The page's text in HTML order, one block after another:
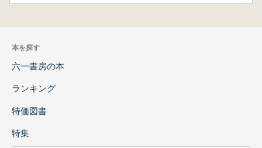
本を探す
六一書房の本
ランキング
特価図書
特集